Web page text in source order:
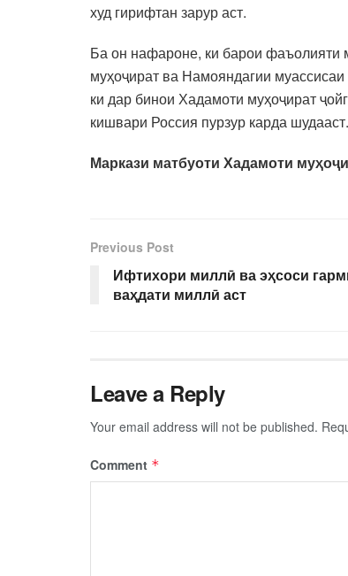
худ гирифтан зарур аст.
Ба он нафароне, ки барои фаъолияти
муҳоҷират ва Намояндагии
ки дар бинои Хадамоти муҳоҷират
кишвари Россия пурзур карда шудааст.
Маркази матбуоти Хадамоти
Previous Post
Ифтихори миллӣ ва эҳсоси
ваҳдати миллӣ аст
Leave a Reply
Your email address will not be published.
Comment *